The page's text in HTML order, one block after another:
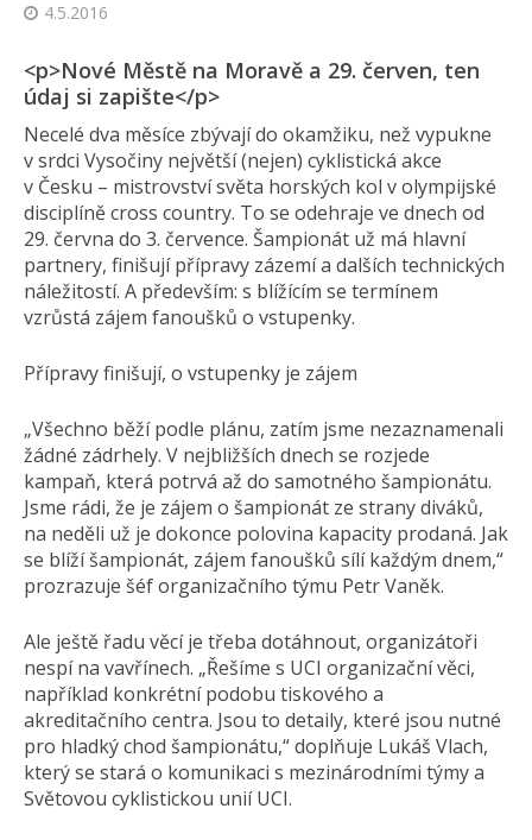
4.5.2016
<p>Nové Městě na Moravě a 29. červen, ten
údaj si zapište</p>
Necelé dva měsíce zbývají do okamžiku, než vypukne
v srdci Vysočiny největší (nejen) cyklistická akce
v Česku – mistrovství světa horských kol v olympijské
disciplíně cross country. To se odehraje ve dnech od
29. června do 3. července. Šampionát už má hlavní
partnery, finišují přípravy zázemí a dalších technických
náležitostí. A především: s blížícím se termínem
vzrůstá zájem fanoušků o vstupenky.
Přípravy finišují, o vstupenky je zájem
„Všechno běží podle plánu, zatím jsme nezaznamenali
žádné zádrhely. V nejbližších dnech se rozjede
kampaň, která potrvá až do samotného šampionátu.
Jsme rádi, že je zájem o šampionát ze strany diváků,
na neděli už je dokonce polovina kapacity prodaná. Jak
se blíží šampionát, zájem fanoušků sílí každým dnem,“
prozrazuje šéf organizačního týmu Petr Vaněk.
Ale ještě řadu věcí je třeba dotáhnout, organizátoři
nespí na vavřínech. „Řešíme s UCI organizační věci,
například konkrétní podobu tiskového a
akreditačního centra. Jsou to detaily, které jsou nutné
pro hladký chod šampionátu,“ doplňuje Lukáš Vlach,
který se stará o komunikaci s mezinárodními týmy a
Světovou cyklistickou unií UCI.